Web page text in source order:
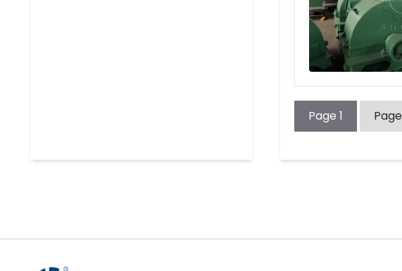
Page 1 Page